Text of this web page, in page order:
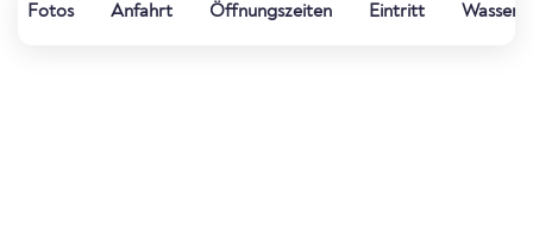
Fotos Anfahrt Öffnungszeiten Eintritt